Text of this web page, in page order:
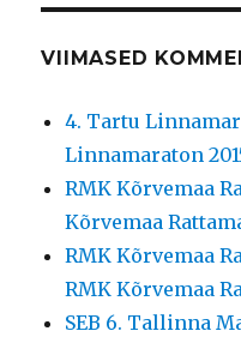
VIIMASED
4. Tartu
Linnamaraton
RMK Kõrvemaa
Kõrvemaa
RMK Kõrvemaa
RMK Kõrvemaa
SEB 6. Tallinna